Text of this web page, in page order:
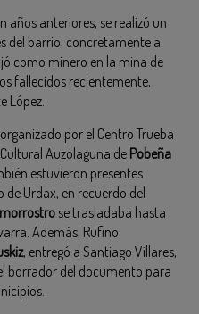
años anteriores, se realizó un
del barrio, concretamente a
como minero en la mina de
fallecidos recientemente,
López.
por el Centro Trueba
Auzolaguna dePobeña
estuvieron presentes
Urdax, en recuerdo del
se trasladaba hasta
Además, Rufino
, entregó a Santiago Villares,
borrador del documento para